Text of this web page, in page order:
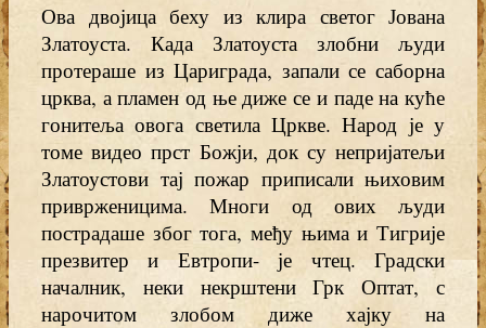
Ова двојица беху из клира светог Јована
Златоуста. Када Златоуста злобни људи
протераше из Цариграда, запали се саборна
црква, а пламен од ње диже се и паде на куће
гонитеља овога светила Цркве. Народ је у
томе видео прст Божји, док су непријатељи
Златоустови тај пожар приписали њиховим
приврженицима. Многи од ових људи
пострадаше због тога, међу њима и Тигрије
презвитер и Евтропи- је чтец. Градски
началник, неки некрштени Грк Оптат, с
нарочитом злобом диже хајку на